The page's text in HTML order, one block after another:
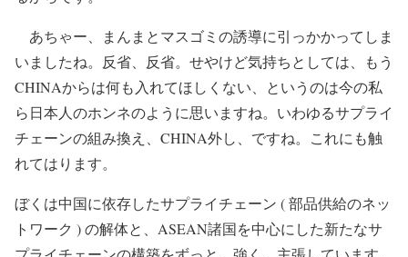
あちゃー、まんまとマスゴミの誘導に引っかかってしま
いましたね。反省、反省。せやけど気持ちとしては、もう
CHINAからは何も入れてほしくない、というのは今の私
ら日本人のホンネのように思いますね。いわゆるサプライ
チェーンの組み換え、CHINA外し、ですね。これにも触
れてはります。
ぼくは中国に依存したサプライチェーン ( 部品供給のネッ
トワーク ) の解体と、ASEAN諸国を中心にした新たなサ